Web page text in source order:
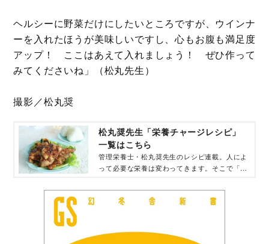
ヘルシーに野菜だけにしたいところですが、ウインナ
ーを入れたほうが美味しいですし、心もお腹も満足度
アップ！ ここはあえて入れましょう！ ぜひ作って
みてくださいね」（松丸先生）
撮影／松丸奨
松丸奨先生「栄養チャージレシピ」
一覧はこちら
管理栄養士・松丸奨先生のレシピ連載。人によ
って必要な栄養は変わってきます。そこで「欲
らではのレシピをご紹介します。